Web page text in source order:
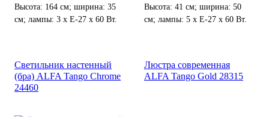
Высота: 164 см; ширина: 35
см; лампы: 3 х Е-27 х 60 Вт.
Высота: 41 см; ширина: 50
см; лампы: 5 х Е-27 х 60 Вт.
Светильник настенный
(бра) ALFA Tango Chrome
24460
Люстра современная
ALFA Tango Gold 28315